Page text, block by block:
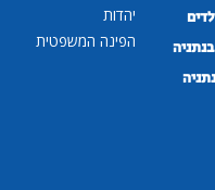
יהדות
הפינה המשפטית